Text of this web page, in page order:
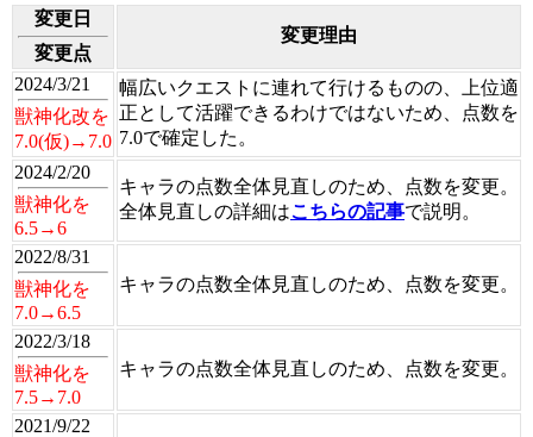
変更日
変更点
変更理由
2024/3/21
獣神化改を
7.0(仮)→7.0
幅広いクエストに連れて行けるものの、上位適
正として活躍できるわけではないため、点数を
7.0で確定した。
2024/2/20
獣神化を
6.5→6
キャラの点数全体見直しのため、点数を変更。
全体見直しの詳細はこちらの記事で説明。
2022/8/31
獣神化を
7.0→6.5
キャラの点数全体見直しのため、点数を変更。
2022/3/18
獣神化を
7.5→7.0
キャラの点数全体見直しのため、点数を変更。
2021/9/22